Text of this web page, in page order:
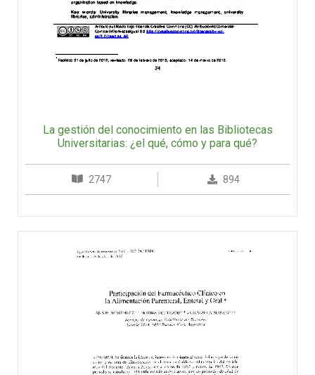
La gestión del conocimiento en las Bibliotecas
Universitarias: ¿el qué, cómo y para qué?
2747 894